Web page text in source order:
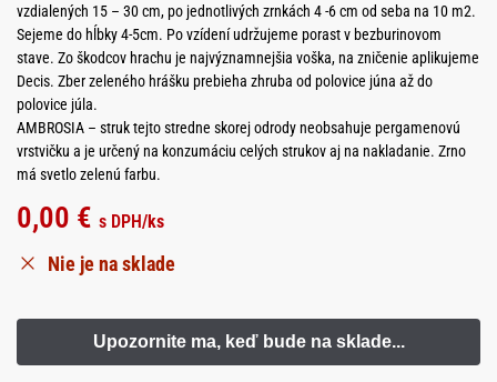
vzdialených 15 – 30 cm, po jednotlivých zrnkách 4 -6 cm od seba na 10 m2.
Sejeme do hĺbky 4-5cm. Po vzídení udržujeme porast v bezburinovom
stave. Zo škodcov hrachu je najvýznamnejšia voška, na zničenie aplikujeme
Decis. Zber zeleného hrášku prebieha zhruba od polovice júna až do
polovice júla.
AMBROSIA – struk tejto stredne skorej odrody neobsahuje pergamenovú
vrstvičku a je určený na konzumáciu celých strukov aj na nakladanie. Zrno
má svetlo zelenú farbu.
0,00 € s DPH/ks
Nie je na sklade